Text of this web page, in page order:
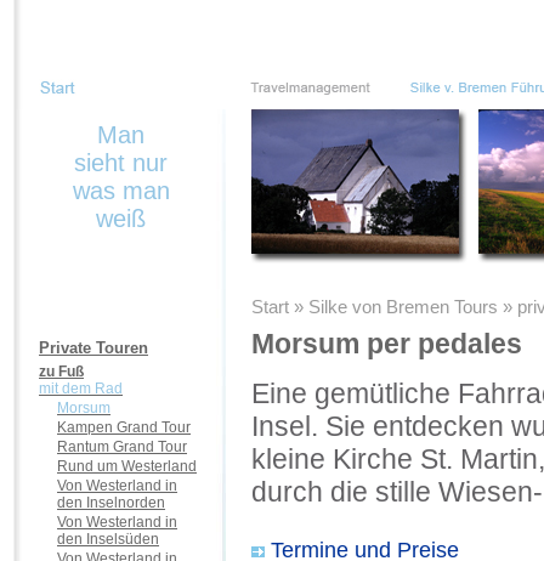
Man
sieht nur
was man
weiß
Private Touren
zu Fuß
mit dem Rad
Morsum
Kampen Grand Tour
Rantum Grand Tour
Rund um Westerland
Von Westerland in
den Inselnorden
Von Westerland in
den Inselsüden
Start » Silke von Bremen Tours »
Morsum per pedales
Eine gemütliche
Insel. Sie entdecken
kleine Kirche St.
durch die stille
Termine und Preise